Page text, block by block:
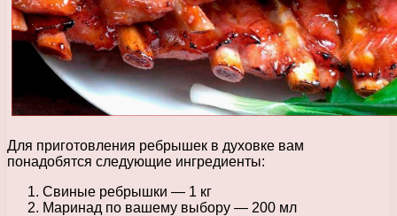
Для приготовления ребрышек в духовке вам
понадобятся следующие ингредиенты:
Свиные ребрышки — 1 кг
Маринад по вашему выбору — 200 мл